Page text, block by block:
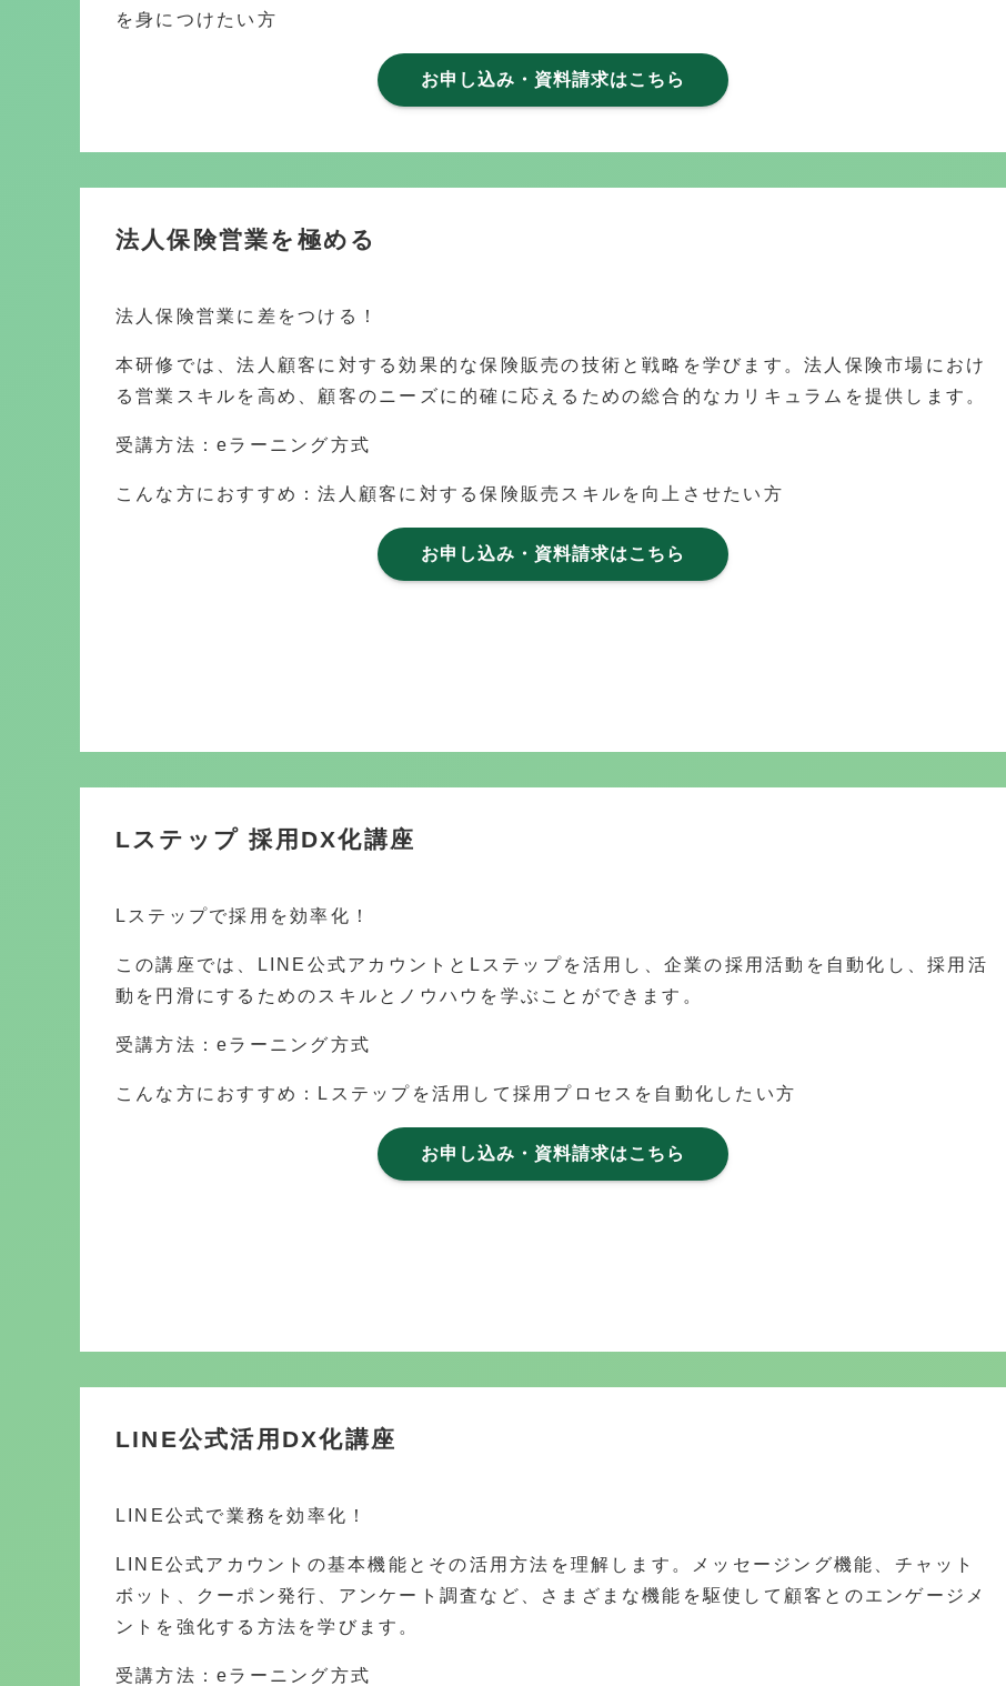
を身につけたい方
お申し込み・資料請求はこちら
法人保険営業を極める
法人保険営業に差をつける！
本研修では、法人顧客に対する効果的な保険販売の技術と戦略を学びます。法人保険市場におけ
る営業スキルを高め、顧客のニーズに的確に応えるための総合的なカリキュラムを提供します。
受講方法：eラーニング方式
こんな方におすすめ：法人顧客に対する保険販売スキルを向上させたい方
お申し込み・資料請求はこちら
Lステップ 採用DX化講座
Lステップで採用を効率化！
この講座では、LINE公式アカウントとLステップを活用し、企業の採用活動を自動化し、採用活
動を円滑にするためのスキルとノウハウを学ぶことができます。
受講方法：eラーニング方式
こんな方におすすめ：Lステップを活用して採用プロセスを自動化したい方
お申し込み・資料請求はこちら
LINE公式活用DX化講座
LINE公式で業務を効率化！
LINE公式アカウントの基本機能とその活用方法を理解します。メッセージング機能、チャット
ボット、クーポン発行、アンケート調査など、さまざまな機能を駆使して顧客とのエンゲージメ
ントを強化する方法を学びます。
受講方法：eラーニング方式